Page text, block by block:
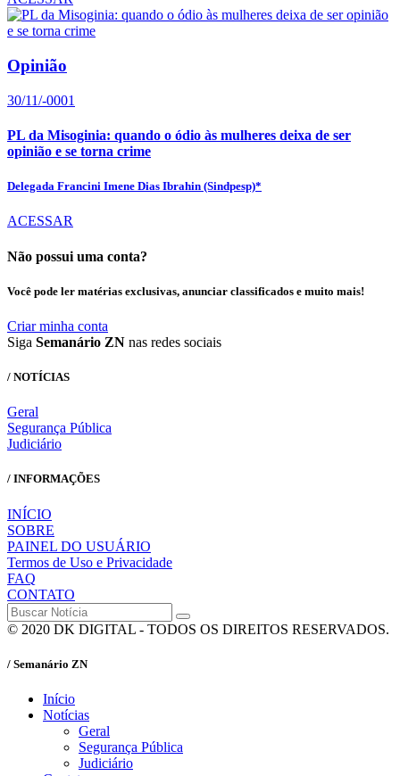
Opinião
30/11/-0001
PL da Misoginia: quando o ódio às mulheres deixa de ser
opinião e se torna crime
Delegada Francini Imene Dias Ibrahin (Sindpesp)*
ACESSAR
Não possui uma conta?
Você pode ler matérias exclusivas, anunciar classificados e muito mais!
Criar minha conta
Siga Semanário ZN nas redes sociais
/ NOTÍCIAS
Geral
Segurança Pública
Judiciário
/ INFORMAÇÕES
INÍCIO
SOBRE
PAINEL DO USUÁRIO
Termos de Uso e Privacidade
FAQ
CONTATO
© 2020 DK DIGITAL - TODOS OS DIREITOS RESERVADOS.
/ Semanário ZN
Início
Notícias
Geral
Segurança Pública
Judiciário